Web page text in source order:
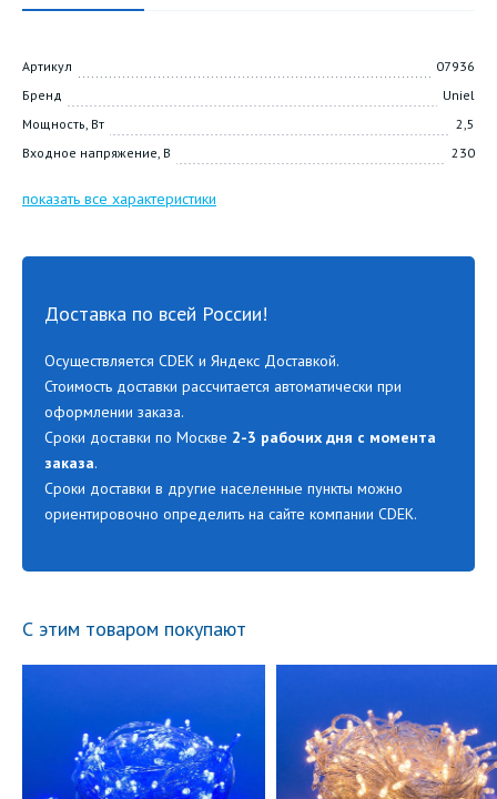
Артикул
07936
Бренд
Uniel
Мощность, Вт
2,5
Входное напряжение, В
230
показать все характеристики
Доставка по всей России!
Осуществляется CDEK и Яндекс Доставкой.
Стоимость доставки рассчитается автоматически при
оформлении заказа.
Сроки доставки по Москве 2-3 рабочих дня с момента
заказа.
Сроки доставки в другие населенные пункты можно
ориентировочно определить на сайте компании CDEK.
С этим товаром покупают